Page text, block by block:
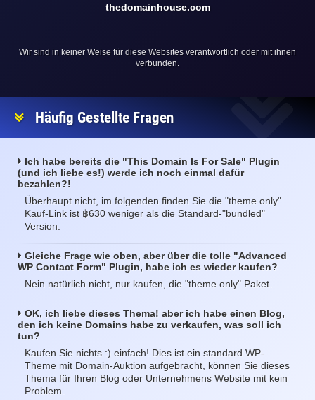
thedomainhouse.com
Wir sind in keiner Weise für diese Websites verantwortlich oder mit ihnen
verbunden.
Häufig Gestellte Fragen
Ich habe bereits die "This Domain Is For Sale" Plugin
(und ich liebe es!) werde ich noch einmal dafür
bezahlen?!
Überhaupt nicht, im folgenden finden Sie die "theme only"
Kauf-Link ist ฿630 weniger als die Standard-"bundled"
Version.
Gleiche Frage wie oben, aber über die tolle "Advanced
WP Contact Form" Plugin, habe ich es wieder kaufen?
Nein natürlich nicht, nur kaufen, die "theme only" Paket.
OK, ich liebe dieses Thema! aber ich habe einen Blog,
den ich keine Domains habe zu verkaufen, was soll ich
tun?
Kaufen Sie nichts :) einfach! Dies ist ein standard WP-
Theme mit Domain-Auktion aufgebracht, können Sie dieses
Thema für Ihren Blog oder Unternehmens Website mit kein
Problem.